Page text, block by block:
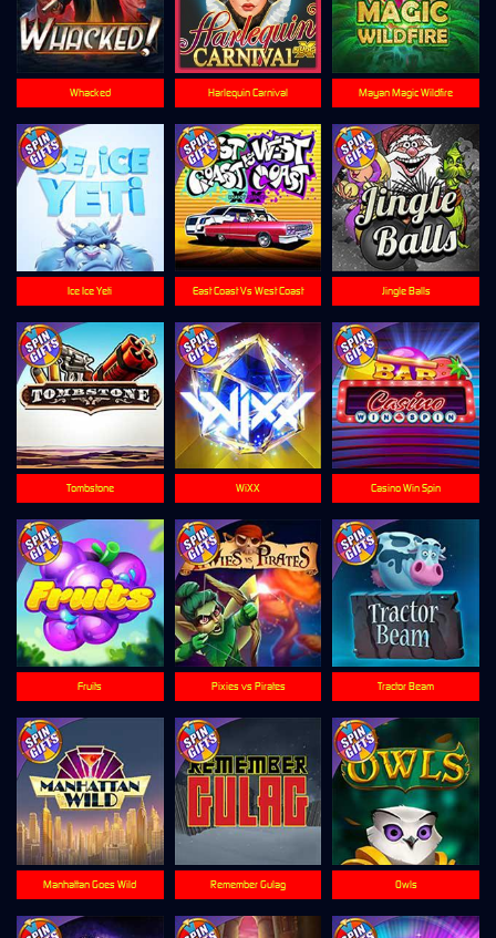
Manhattan Goes Wild
Tractor Beam
Casino Win Spin
Mayan Magic Wildfire
WiXX
Fruits
Tombstone
Owls
East Coast Vs West Coast
Whacked
Jingle Balls
Harlequin Carnival
Pixies vs Pirates
Ice Ice Yeti
Remember Gulag